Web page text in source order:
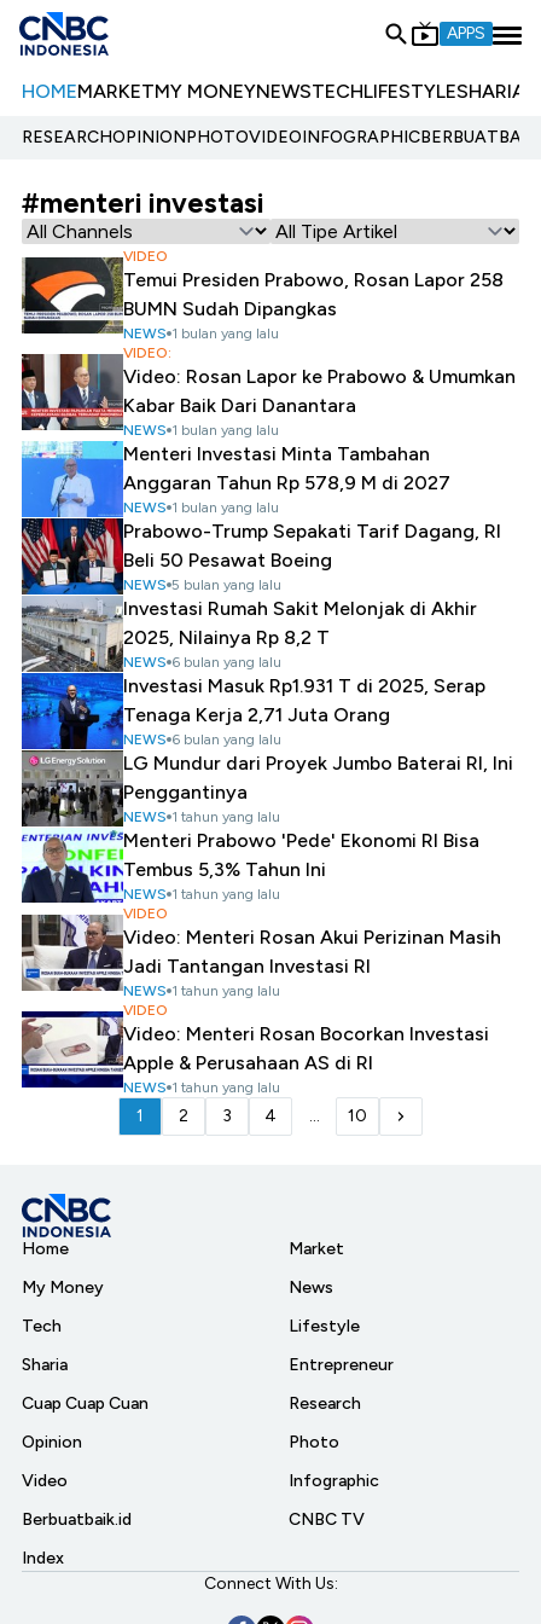
APPS
HOMEMARKETMY MONEYNEWSTECHLIFESTYLESHARIA
RESEARCHOPINIONPHOTOVIDEOINFOGRAPHIC
#menteri investasi
VIDEO
Temui Presiden Prabowo, Rosan Lapor 258
BUMN Sudah Dipangkas
NEWS 1 bulan yang lalu
VIDEO:
Video: Rosan Lapor ke Prabowo & Umumkan
Kabar Baik Dari Danantara
NEWS 1 bulan yang lalu
Menteri Investasi Minta Tambahan
Anggaran Tahun Rp 578,9 M di 2027
NEWS 1 bulan yang lalu
Prabowo-Trump Sepakati Tarif Dagang, RI
Beli 50 Pesawat Boeing
NEWS 5 bulan yang lalu
Investasi Rumah Sakit Melonjak di Akhir
2025, Nilainya Rp 8,2 T
NEWS 6 bulan yang lalu
Investasi Masuk Rp1.931 T di 2025, Serap
Tenaga Kerja 2,71 Juta Orang
NEWS 6 bulan yang lalu
LG Mundur dari Proyek Jumbo Baterai RI, Ini
Penggantinya
NEWS 1 tahun yang lalu
Menteri Prabowo 'Pede' Ekonomi RI Bisa
Tembus 5,3% Tahun Ini
NEWS 1 tahun yang lalu
VIDEO
Video: Menteri Rosan Akui Perizinan Masih
Jadi Tantangan Investasi RI
NEWS 1 tahun yang lalu
VIDEO
Video: Menteri Rosan Bocorkan Investasi
Apple & Perusahaan AS di RI
NEWS 1 tahun yang lalu
1 2 3 4 ... 10
Home
My Money
Tech
Sharia
Cuap Cuap Cuan
Opinion
Video
Berbuatbaik.id
Index
Market
News
Lifestyle
Entrepreneur
Research
Photo
Infographic
CNBC TV
Connect With Us: